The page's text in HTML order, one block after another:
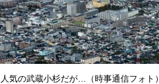
気の武蔵小杉だが…（時事通信フォト）